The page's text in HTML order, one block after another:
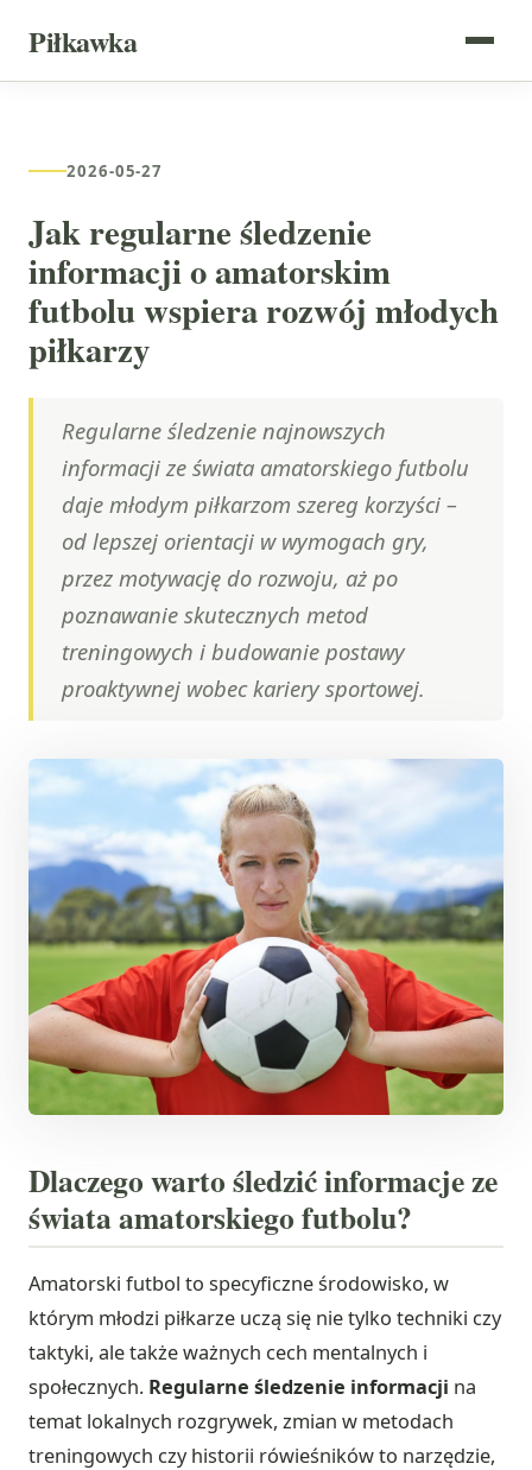
Piłkawka
2026-05-27
Jak regularne śledzenie
informacji o amatorskim
futbolu wspiera rozwój młodych
piłkarzy
Regularne śledzenie najnowszych
informacji ze świata amatorskiego futbolu
daje młodym piłkarzom szereg korzyści –
od lepszej orientacji w wymogach gry,
przez motywację do rozwoju, aż po
poznawanie skutecznych metod
treningowych i budowanie postawy
proaktywnej wobec kariery sportowej.
Dlaczego warto śledzić informacje ze
świata amatorskiego futbolu?
Amatorski futbol to specyficzne środowisko, w
którym młodzi piłkarze uczą się nie tylko techniki czy
taktyki, ale także ważnych cech mentalnych i
społecznych. Regularne śledzenie informacji na
temat lokalnych rozgrywek, zmian w metodach
treningowych czy historii rówieśników to narzędzie,